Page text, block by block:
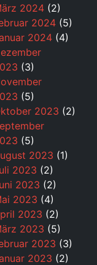
2024 (2)
2024 (5)
2024 (4)
(3)
(5)
2023 (2)
(5)
2023 (1)
2023 (2)
2023 (2)
2023 (4)
2023 (2)
2023 (5)
2023 (3)
2023 (2)